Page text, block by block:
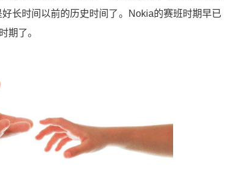
长时间以前的历史时间了。Nokia的赛班时期早已
期了。